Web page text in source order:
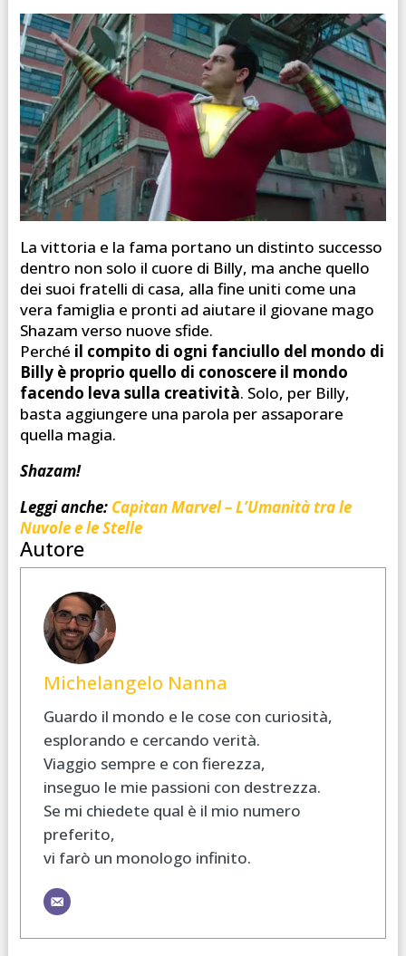
La vittoria e la fama portano un distinto successo
dentro non solo il cuore di Billy, ma anche quello
dei suoi fratelli di casa, alla fine uniti come una
vera famiglia e pronti ad aiutare il giovane mago
Shazam verso nuove sfide.
Perché il compito di ogni fanciullo del mondo di
Billy è proprio quello di conoscere il mondo
facendo leva sulla creatività. Solo, per Billy,
basta aggiungere una parola per assaporare
quella magia.
Shazam!
Leggi anche: Capitan Marvel – L’Umanità tra le
Nuvole e le Stelle
Autore
Michelangelo Nanna
Guardo il mondo e le cose con curiosità,
esplorando e cercando verità.
Viaggio sempre e con fierezza,
inseguo le mie passioni con destrezza.
Se mi chiedete qual è il mio numero
preferito,
vi farò un monologo infinito.